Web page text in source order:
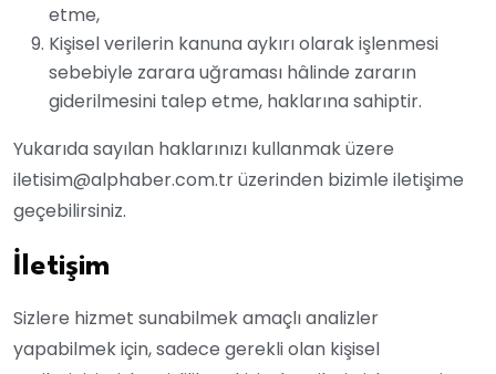
etme,
Kişisel verilerin kanuna aykırı olarak işlenmesi
sebebiyle zarara uğraması hâlinde zararın
giderilmesini talep etme, haklarına sahiptir.
Yukarıda sayılan haklarınızı kullanmak üzere
iletisim@alphaber.com.tr üzerinden bizimle iletişime
geçebilirsiniz.
İletişim
Sizlere hizmet sunabilmek amaçlı analizler
yapabilmek için, sadece gerekli olan kişisel